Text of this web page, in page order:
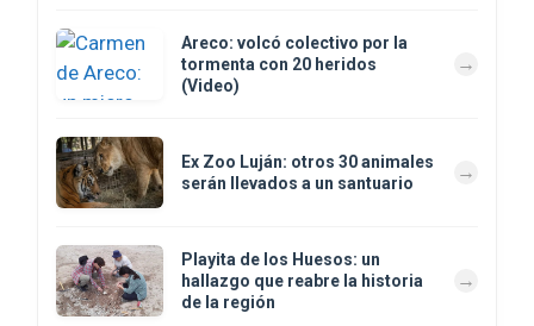
Areco: volcó colectivo por la
tormenta con 20 heridos
(Video)
Ex Zoo Luján: otros 30 animales
serán llevados a un santuario
Playita de los Huesos: un
hallazgo que reabre la historia
de la región